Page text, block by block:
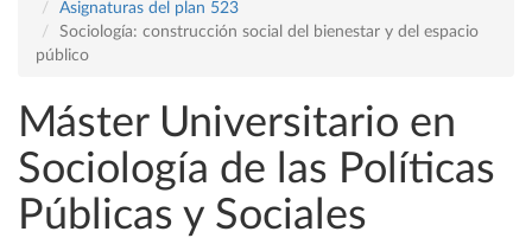
Asignaturas del plan 523
Sociología: construcción social del bienestar y del espacio
público
Máster Universitario en
Sociología de las Políticas
Públicas y Sociales